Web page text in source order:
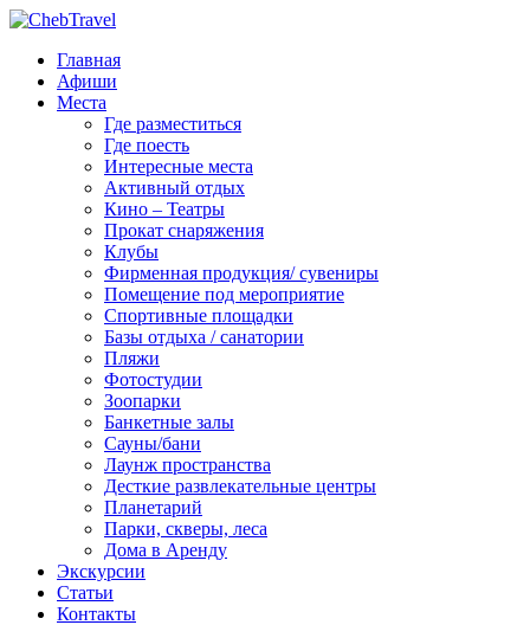
Главная
Афиши
Места
Где разместиться
Где поесть
Интересные места
Активный отдых
Кино – Театры
Прокат снаряжения
Клубы
Фирменная продукция/ сувениры
Помещение под мероприятие
Спортивные площадки
Базы отдыха / санатории
Пляжи
Фотостудии
Зоопарки
Банкетные залы
Сауны/бани
Лаунж пространства
Десткие развлекательные центры
Планетарий
Парки, скверы, леса
Дома в Аренду
Экскурсии
Статьи
Контакты